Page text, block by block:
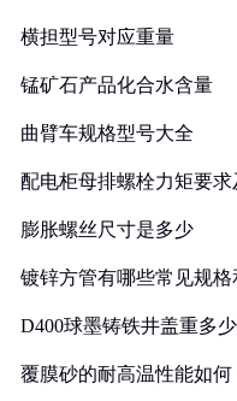
横担型号对应重量
锰矿石产品化合水含量
曲臂车规格型号大全
配电柜母排螺栓力矩要
膨胀螺丝尺寸是多少
镀锌方管有哪些常见规格
D400球墨铸铁井盖重多少
覆膜砂的耐高温性能如何